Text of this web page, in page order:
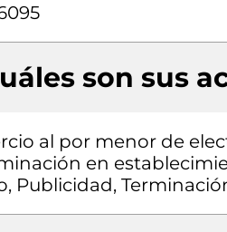
son sus
al por menor de
en
Publicidad,